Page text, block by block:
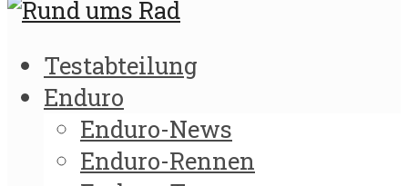
Testabteilung
Enduro
Enduro-News
Enduro-Rennen